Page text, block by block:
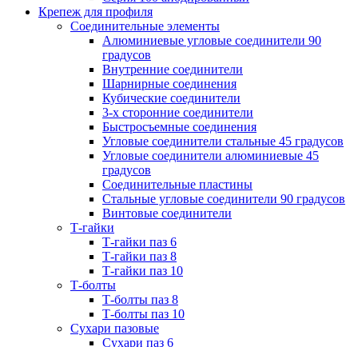
Крепеж для профиля
Соединительные элементы
Алюминиевые угловые соединители 90
градусов
Внутренние соединители
Шарнирные соединения
Кубические соединители
3-х сторонние соединители
Быстросъемные соединения
Угловые соединители стальные 45 градусов
Угловые соединители алюминиевые 45
градусов
Соединительные пластины
Стальные угловые соединители 90 градусов
Винтовые соединители
Т-гайки
Т-гайки паз 6
Т-гайки паз 8
Т-гайки паз 10
Т-болты
Т-болты паз 8
Т-болты паз 10
Сухари пазовые
Сухари паз 6